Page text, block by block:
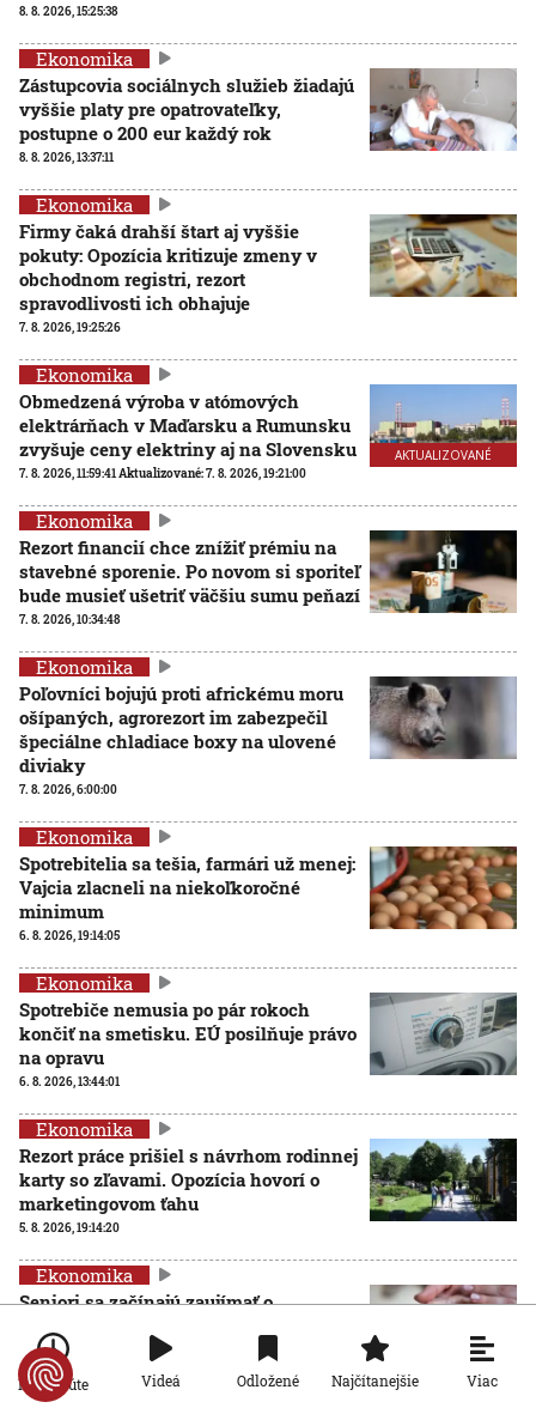
8. 8. 2026, 15:25:38
Ekonomika
Zástupcovia sociálnych služieb žiadajú
vyššie platy pre opatrovateľky,
postupne o 200 eur každý rok
8. 8. 2026, 13:37:11
Ekonomika
Firmy čaká drahší štart aj vyššie
pokuty: Opozícia kritizuje zmeny v
obchodnom registri, rezort
spravodlivosti ich obhajuje
7. 8. 2026, 19:25:26
AKTUALIZOVANÉ
Ekonomika
Obmedzená výroba v atómových
elektrárňach v Maďarsku a Rumunsku
zvyšuje ceny elektriny aj na Slovensku
7. 8. 2026, 11:59:41 Aktualizované:7. 8. 2026, 19:21:00
Ekonomika
Rezort financií chce znížiť prémiu na
stavebné sporenie. Po novom si sporiteľ
bude musieť ušetriť väčšiu sumu peňazí
7. 8. 2026, 10:34:48
Ekonomika
Poľovníci bojujú proti africkému moru
ošípaných, agrorezort im zabezpečil
špeciálne chladiace boxy na ulovené
diviaky
7. 8. 2026, 6:00:00
Ekonomika
Spotrebitelia sa tešia, farmári už menej:
Vajcia zlacneli na niekoľkoročné
minimum
6. 8. 2026, 19:14:05
Ekonomika
Spotrebiče nemusia po pár rokoch
končiť na smetisku. EÚ posilňuje právo
na opravu
6. 8. 2026, 13:44:01
Ekonomika
Rezort práce prišiel s návrhom rodinnej
karty so zľavami. Opozícia hovorí o
marketingovom ťahu
5. 8. 2026, 19:14:20
Ekonomika
Seniori sa začínajú zaujímať o
úrad ani Sociálna poisťovňa im
informácie nedajú
5. 8. 2026, 19:08:24
Po minúte Videá Odložené Najčítanejšie Viac